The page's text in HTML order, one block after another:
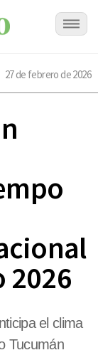
27 de febrero de 2026
2026
el clima
Tucumán